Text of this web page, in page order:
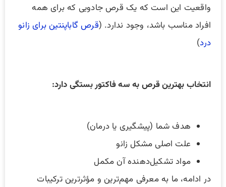
واقعیت این است که یک قرص جادویی که برای همه
افراد مناسب باشد، وجود ندارد. (قرص گاباپنتین برای زانو
درد)
انتخاب بهترین قرص به سه فاکتور بستگی دارد:
هدف شما (پیشگیری یا درمان)
علت اصلی مشکل زانو
مواد تشکیل‌دهنده آن مکمل
در ادامه، ما به معرفی مهم‌ترین و مؤثرترین ترکیبات